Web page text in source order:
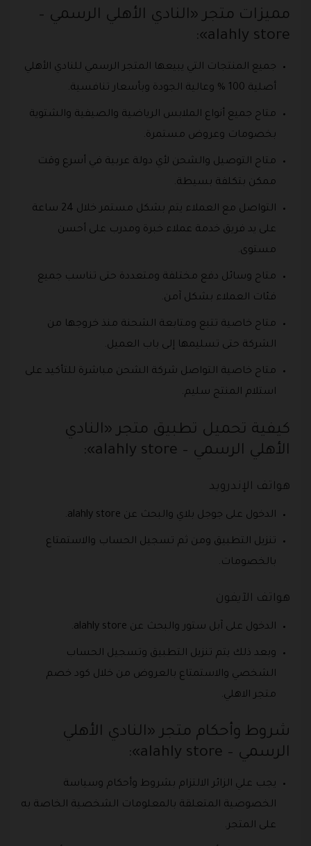
مميزات متجر «النادي الأهلي الرسمي –
alahly store»:
جميع المنتجات التي يبيعها المتجر الرسمي للنادي الأهلي
أصلية 100 % وعالية الجودة وبأسعار تنافسية.
متاح جميع أنواع الملابس الرياضية والصيفية والشتوية
بخصومات وعروض مستمرة.
متاح التوصيل والشحن لأي دولة عربية في أسرع وقت
ممكن بتكلفة بسيطة.
التواصل مع العملاء يتم بشكل مستمر خلال 24 ساعة
على يد فريق خدمة عملاء خبرة ومدرب على أحسن
مستوى.
متاح وسائل دفع مختلفة ومتعددة حتى تناسب جميع
فئات العملاء بشكل آمن.
متاح خاصية تتبع ومتابعة الشحنة منذ خروجها من
الشركة حتى تسليمها إلى باب العميل.
متاح خاصية التواصل شركة الشحن مباشرة للتأكيد على
استلام المنتج سليم.
كيفية تحميل تطبيق متجر «النادي
الأهلي الرسمي – alahly store»:
هواتف الإندرويد
الدخول على جوجل بلاي والبحث عن alahly store.
تنزيل التطبيق ومن ثم تسجيل الحساب والاستمتاع
بالخصومات.
هواتف الآيفون
الدخول على آبل ستور والبحث عن alahly store.
وبعد ذلك يتم تنزيل التطبيق وتسجيل الحساب
الشخصي والاستمتاع بالعروض من خلال كود خصم
متجر الاهلي.
شروط وأحكام متجر «النادي الأهلي
الرسمي – alahly store»:
يجب علي الزائر الالتزام بشروط وأحكام وسياسة
الخصوصية المتعلقة بالمعلومات الشخصية الخاصة به
على المتجر.